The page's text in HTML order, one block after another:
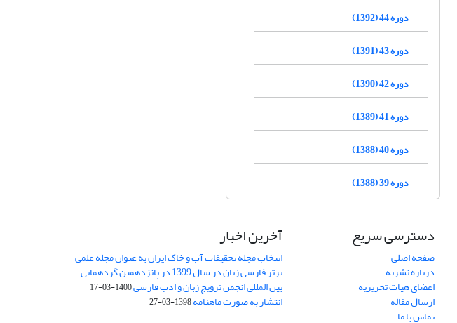
دوره 44 (1392)
دوره 43 (1391)
دوره 42 (1390)
دوره 41 (1389)
دوره 40 (1388)
دوره 39 (1388)
دسترسی سریع
صفحه اصلی
درباره نشریه
اعضای هیات تحریریه
ارسال مقاله
تماس با ما
آخرین اخبار
انتخاب مجله تحقیقات آب و خاک ایران به عنوان مجله علمی
برتر فارسی زبان در سال 1399 در پانزدهمین گردهمایی
بین المللی انجمن ترویج زبان و ادب فارسی1400-03-17
انتشار به صورت ماهنامه1398-03-27